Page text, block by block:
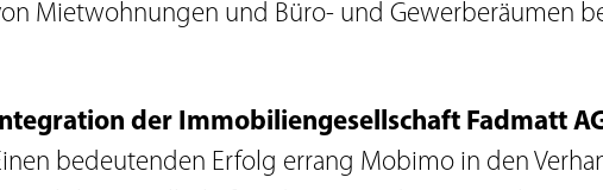
Mietwohnungen und Büro- und Gewerberäumen
der Immobiliengesellschaft Fadmatt
bedeutenden Erfolg errang Mobimo in den